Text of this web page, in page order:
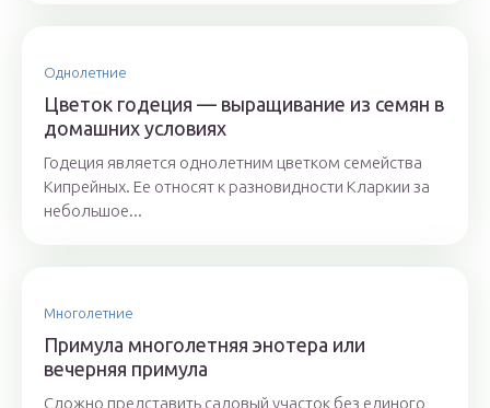
Однолетние
Цветок годеция — выращивание из семян в
домашних условиях
Годеция является однолетним цветком семейства
Кипрейных. Ее относят к разновидности Кларкии за
небольшое...
Многолетние
Примула многолетняя энотера или
вечерняя примула
Сложно представить садовый участок без единого